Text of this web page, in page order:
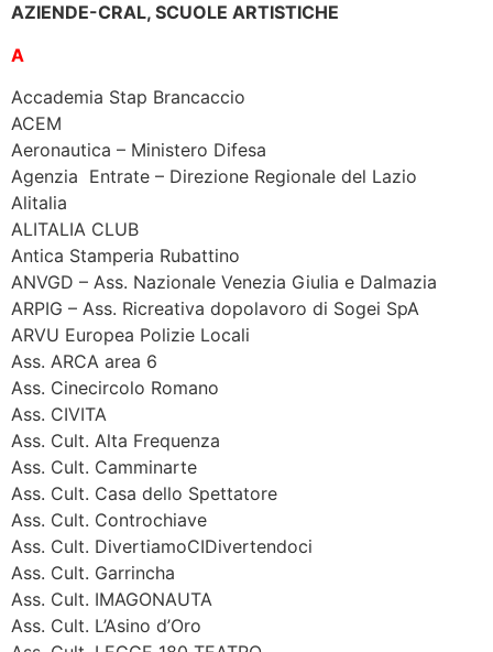
AZIENDE-CRAL, SCUOLE ARTISTICHE
A
Accademia Stap Brancaccio
ACEM
Aeronautica – Ministero Difesa
Agenzia Entrate – Direzione Regionale del Lazio
Alitalia
ALITALIA CLUB
Antica Stamperia Rubattino
ANVGD – Ass. Nazionale Venezia Giulia e Dalmazia
ARPIG – Ass. Ricreativa dopolavoro di Sogei SpA
ARVU Europea Polizie Locali
Ass. ARCA area 6
Ass. Cinecircolo Romano
Ass. CIVITA
Ass. Cult. Alta Frequenza
Ass. Cult. Camminarte
Ass. Cult. Casa dello Spettatore
Ass. Cult. Controchiave
Ass. Cult. DivertiamoCIDivertendoci
Ass. Cult. Garrincha
Ass. Cult. IMAGONAUTA
Ass. Cult. L’Asino d’Oro